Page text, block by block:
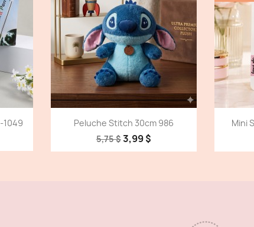
1049 Vista detallada
Peluche Stitch 30cm 986
5,75 $3,99 $
Mini